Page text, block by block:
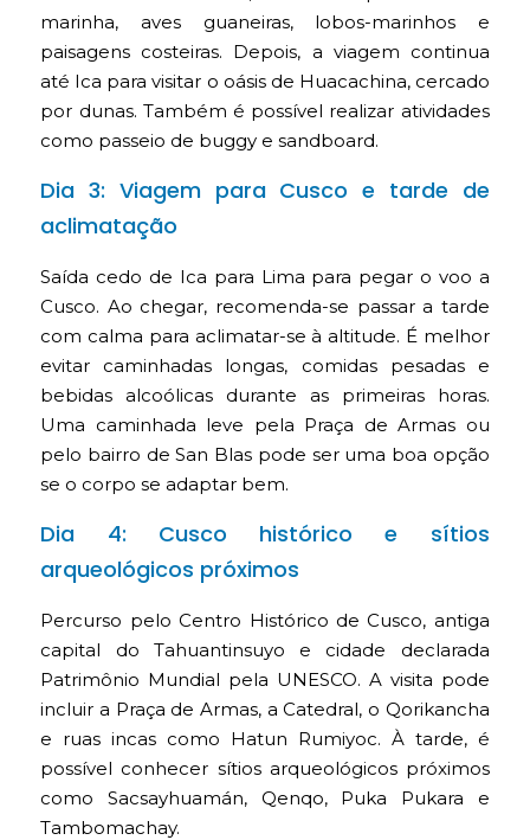
marinha, aves guaneiras, lobos-marinhos e
paisagens costeiras. Depois, a viagem continua
até Ica para visitar o oásis de Huacachina, cercado
por dunas. Também é possível realizar atividades
como passeio de buggy e sandboard.
Dia 3: Viagem para Cusco e tarde de
aclimatação
Saída cedo de Ica para Lima para pegar o voo a
Cusco. Ao chegar, recomenda-se passar a tarde
com calma para aclimatar-se à altitude. É melhor
evitar caminhadas longas, comidas pesadas e
bebidas alcoólicas durante as primeiras horas.
Uma caminhada leve pela Praça de Armas ou
pelo bairro de San Blas pode ser uma boa opção
se o corpo se adaptar bem.
Dia 4: Cusco histórico e sítios
arqueológicos próximos
Percurso pelo Centro Histórico de Cusco, antiga
capital do Tahuantinsuyo e cidade declarada
Patrimônio Mundial pela UNESCO. A visita pode
incluir a Praça de Armas, a Catedral, o Qorikancha
e ruas incas como Hatun Rumiyoc. À tarde, é
possível conhecer sítios arqueológicos próximos
como Sacsayhuamán, Qenqo, Puka Pukara e
Tambomachay.